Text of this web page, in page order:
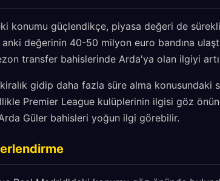
konumu güçlendikçe, piyasa değeri de
değerinin 40-50 milyon euro bandına
transfer bahislerinde Arda'ya olan ilgiyi
gidip daha fazla süre alma konusundaki
Premier League kulüplerinin ilgisi göz
Güler bahisleri yoğun ilgi görebilir.